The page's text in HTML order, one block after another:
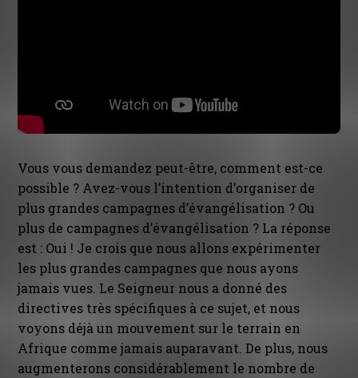
Vous vous demandez peut-être, comment est-ce
possible ? Avez-vous l’intention d’organiser de
plus grandes campagnes d’évangélisation ? Ou
plus de campagnes d’évangélisation ? La réponse
est : Oui ! Je crois que nous allons expérimenter
les plus grandes campagnes que nous ayons
jamais vues. Le Seigneur nous a donné des
directives très spécifiques à ce sujet, et nous
voyons déjà un mouvement sur le terrain en
Afrique comme jamais auparavant. De plus, nous
augmenterons considérablement le nombre de